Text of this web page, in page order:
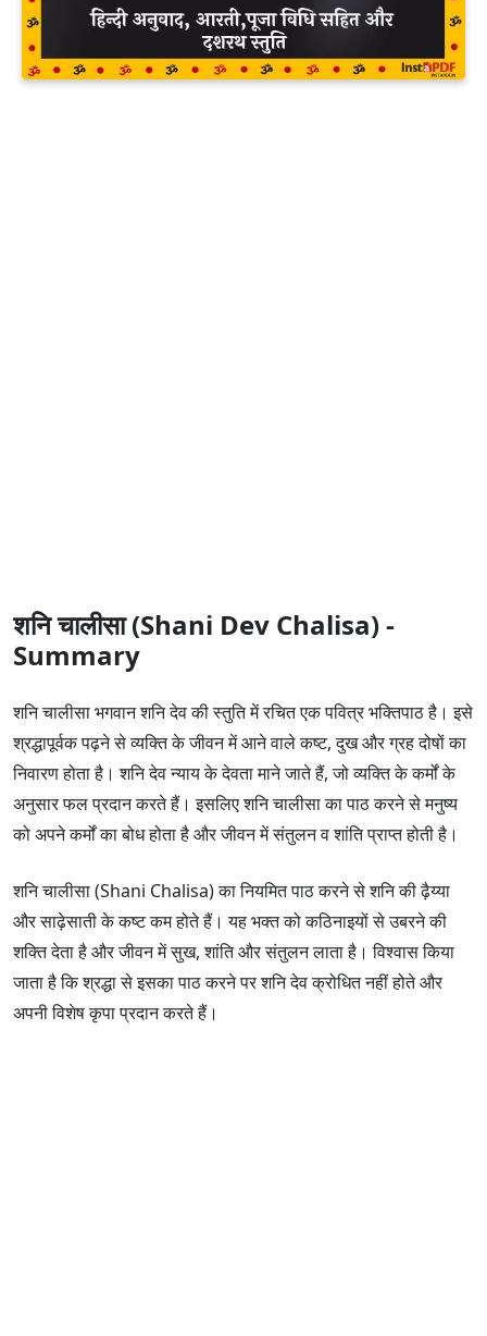
शनि चालीसा (Shani Dev Chalisa) -
Summary
शनि चालीसा भगवान शनि देव की स्तुति में रचित एक पवित्र भक्तिपाठ है। इसे
श्रद्धापूर्वक पढ़ने से व्यक्ति के जीवन में आने वाले कष्ट, दुख और ग्रह दोषों का
निवारण होता है। शनि देव न्याय के देवता माने जाते हैं, जो व्यक्ति के कर्मों के
अनुसार फल प्रदान करते हैं। इसलिए शनि चालीसा का पाठ करने से मनुष्य
को अपने कर्मों का बोध होता है और जीवन में संतुलन व शांति प्राप्त होती है।
शनि चालीसा (Shani Chalisa) का नियमित पाठ करने से शनि की ढ़ैय्या
और साढ़ेसाती के कष्ट कम होते हैं। यह भक्त को कठिनाइयों से उबरने की
शक्ति देता है और जीवन में सुख, शांति और संतुलन लाता है। विश्वास किया
जाता है कि श्रद्धा से इसका पाठ करने पर शनि देव क्रोधित नहीं होते और
अपनी विशेष कृपा प्रदान करते हैं।